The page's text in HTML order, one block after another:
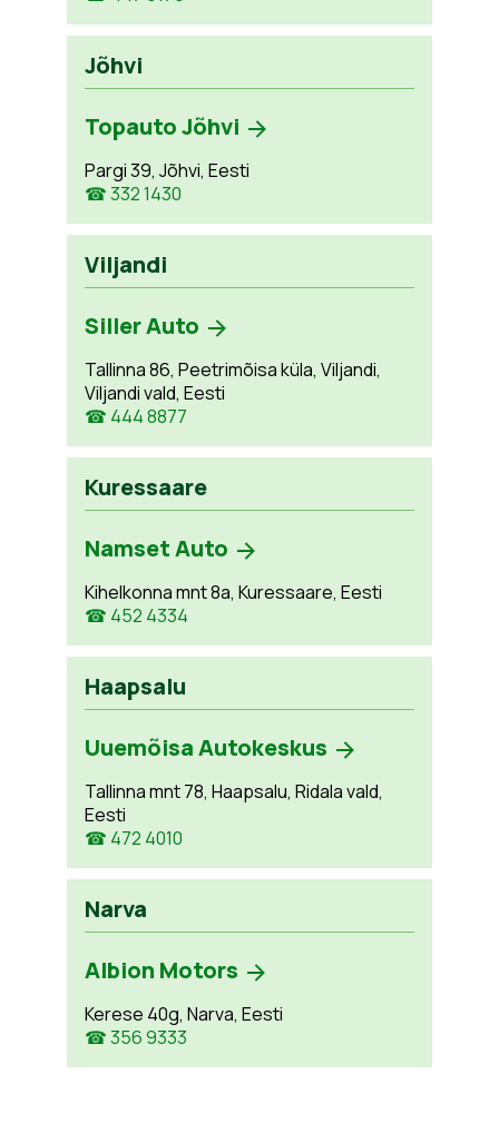
Jõhvi
Topauto Jõhvi
Pargi 39, Jõhvi, Eesti
☎ 332 1430
Viljandi
Siller Auto
Tallinna 86, Peetrimõisa küla, Viljandi,
Viljandi vald, Eesti
☎ 444 8877
Kuressaare
Namset Auto
Kihelkonna mnt 8a, Kuressaare, Eesti
☎ 452 4334
Haapsalu
Uuemõisa Autokeskus
Tallinna mnt 78, Haapsalu, Ridala vald,
Eesti
☎ 472 4010
Narva
Albion Motors
Kerese 40g, Narva, Eesti
☎ 356 9333